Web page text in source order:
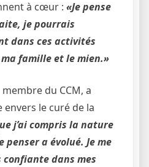
à cœur : «Je pense
je pourrais
dans ces activités
famille et le mien.»
du CCM, a
le curé de la
j’ai compris la nature
penser a évolué. Je me
confiante dans mes